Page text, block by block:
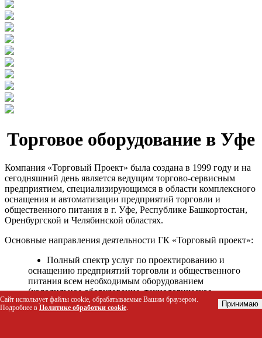
Торговое оборудование в Уфе
Компания «Торговый Проект» была создана в 1999 году и на
сегодняшний день является ведущим торгово-сервисным
предприятием, специализирующимся в области комплексного
оснащения и автоматизации предприятий торговли и
общественного питания в г. Уфе, Республике Башкортостан,
Оренбургской и Челябинской областях.
Основные направления деятельности ГК «Торговый проект»:
Полный спектр услуг по проектированию и
оснащению предприятий торговли и общественного
питания всем необходимым оборудованием
(холодильное оборудование, технологическое
оборудование, стеллажное оборудование и т.д.);
Автоматизация торговых процессов и внедрения
Сайт использует файлы cookie, обрабатываемые Вашим браузером.
Подробнее в Политике обработки cookie. Принимаю